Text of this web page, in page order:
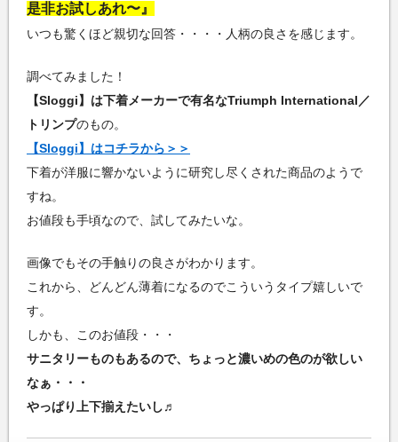
是非お試しあれ〜』
いつも驚くほど親切な回答・・・・人柄の良さを感じます。
調べてみました！
【Sloggi】は下着メーカーで有名なTriumph International／
トリンプのもの。
【Sloggi】はコチラから＞＞
下着が洋服に響かないように研究し尽くされた商品のようで
すね。
お値段も手頃なので、試してみたいな。
画像でもその手触りの良さがわかります。
これから、どんどん薄着になるのでこういうタイプ嬉しいで
す。
しかも、このお値段・・・
サニタリーものもあるので、ちょっと濃いめの色のが欲しい
なぁ・・・
やっぱり上下揃えたいし♬